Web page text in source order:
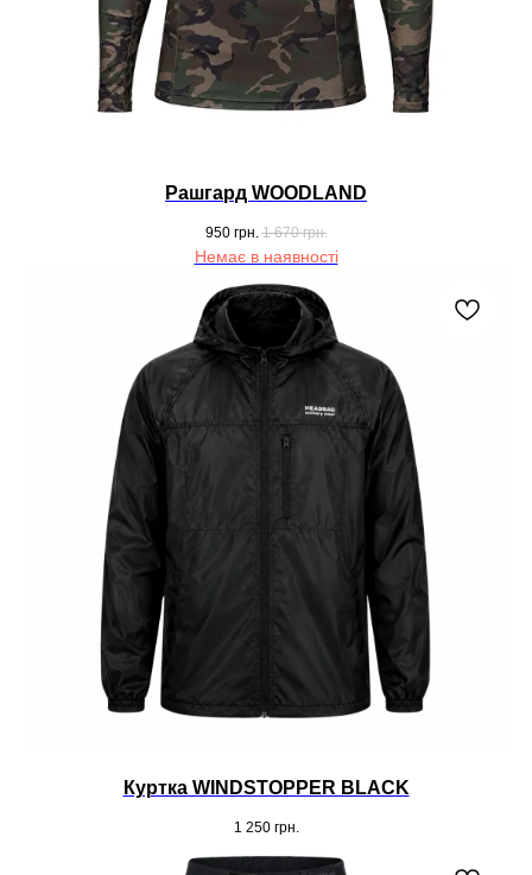
Рашгард WOODLAND
950 грн. 1 670 грн.
Немає в наявності
Куртка WINDSTOPPER BLACK
1 250 грн.